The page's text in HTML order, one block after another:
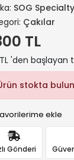
SOG
Çakılar
TL
'den başlayan
stokta
ekle
Gönderi